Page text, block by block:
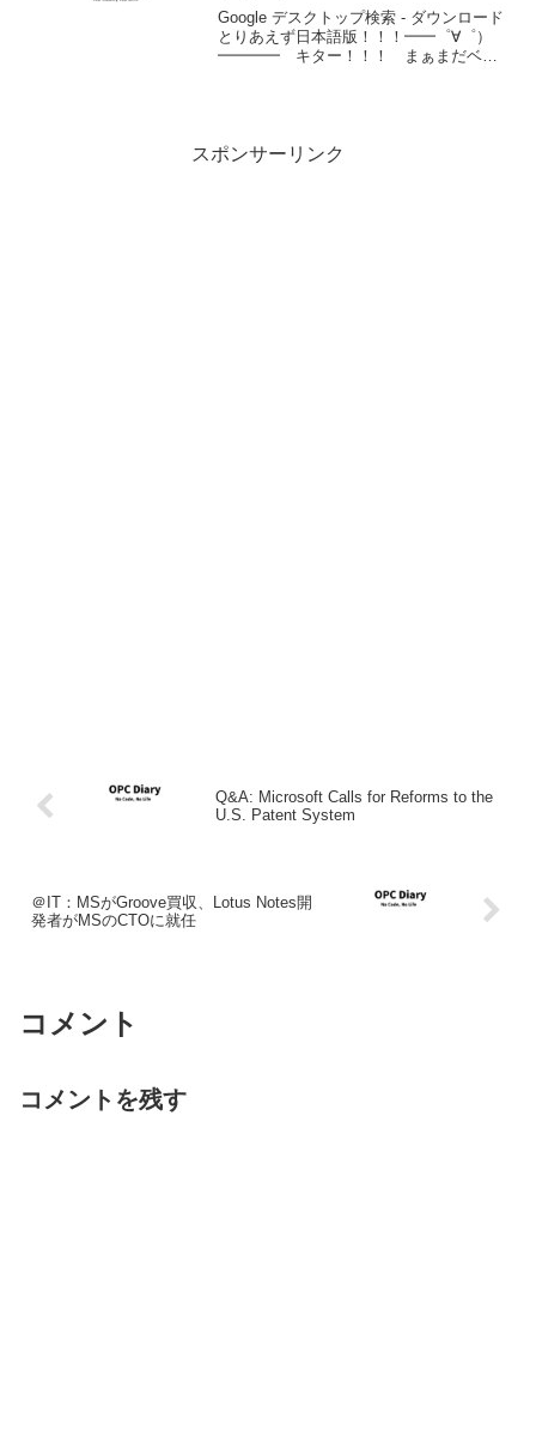
Google デスクトップ検索 - ダウンロード
とりあえず日本語版！！！━━゜∀゜）
━━━━ キター！！！ まぁまだベー
スポンサーリンク
Q&A: Microsoft Calls for Reforms to the
U.S. Patent System
＠IT：MSがGroove買収、Lotus Notes開
発者がMSのCTOに就任
コメント
コメントを残す